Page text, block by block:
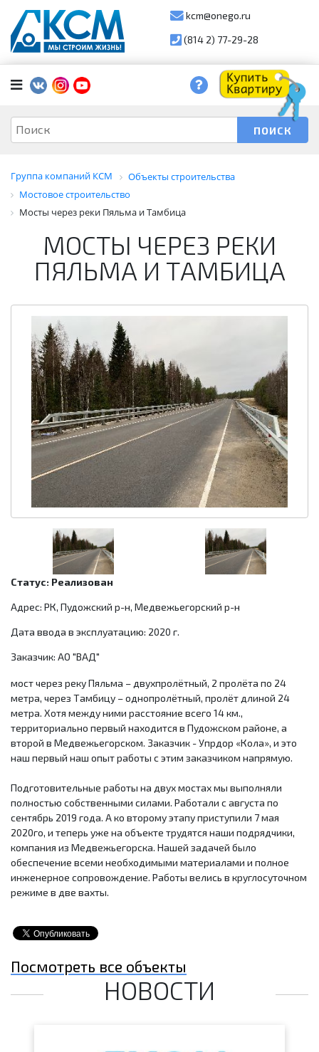
kcm@onego.ru
(814 2) 77-29-28
Группа компаний КСМ
Объекты строительства
Мостовое строительство
Мосты через реки Пяльма и Тамбица
МОСТЫ ЧЕРЕЗ РЕКИ
ПЯЛЬМА И ТАМБИЦА
Статус: Реализован
Адрес: РК, Пудожский р-н, Медвежьегорский р-н
Дата ввода в эксплуатацию: 2020 г.
Заказчик: АО "ВАД"
мост через реку Пяльма – двухпролётный, 2 пролёта по 24
метра, через Тамбицу – однопролётный, пролёт длиной 24
метра. Хотя между ними расстояние всего 14 км.,
территориально первый находится в Пудожском районе, а
второй в Медвежьегорском. Заказчик - Упрдор «Кола», и это
наш первый наш опыт работы с этим заказчиком напрямую.
Подготовительные работы на двух мостах мы выполняли
полностью собственными силами. Работали с августа по
сентябрь 2019 года. А ко второму этапу приступили 7 мая
2020го, и теперь уже на объекте трудятся наши подрядчики,
компания из Медвежьегорска. Нашей задачей было
обеспечение всеми необходимыми материалами и полное
инженерное сопровождение. Работы велись в круглосуточном
режиме в две вахты.
Посмотреть все объекты
НОВОСТИ